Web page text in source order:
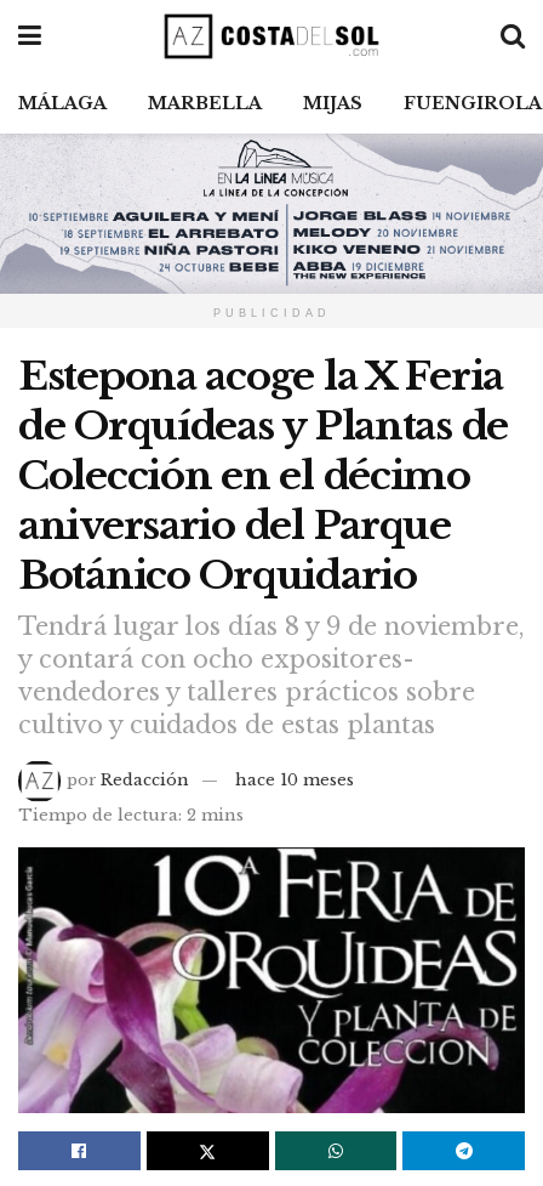
MÁLAGA MARBELLA MIJAS FUENGIROLA
PUBLICIDAD
Estepona acoge la X Feria
de Orquídeas y Plantas de
Colección en el décimo
aniversario del Parque
Botánico Orquidario
Tendrá lugar los días 8 y 9 de noviembre,
y contará con ocho expositores-
vendedores y talleres prácticos sobre
cultivo y cuidados de estas plantas
por Redacción
hace 10 meses
Tiempo de lectura: 2 mins